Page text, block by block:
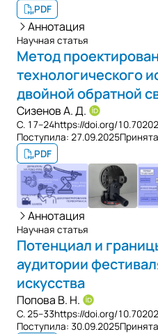
PDF
Аннотация
Научная статья
Метод
технологического
двойной обратной
Сизенов А. Д.
С. 17–24https://doi.org/
Поступила: 27.09.2025
PDF
Аннотация
Научная статья
Потенциал и
аудитории
искусства
Попова В. Н.
С. 25–33https://doi.org/
Поступила: 30.09.2025